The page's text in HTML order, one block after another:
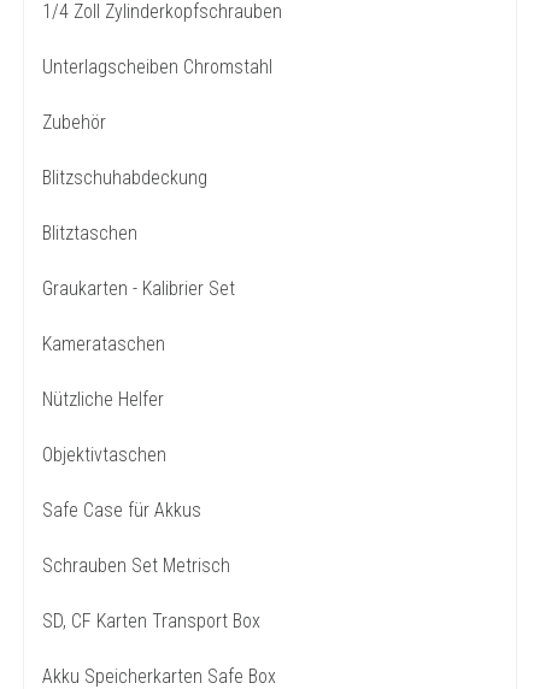
1/4 Zoll Zylinderkopfschrauben
Unterlagscheiben Chromstahl
Zubehör
Blitzschuhabdeckung
Blitztaschen
Graukarten - Kalibrier Set
Kamerataschen
Nützliche Helfer
Objektivtaschen
Safe Case für Akkus
Schrauben Set Metrisch
SD, CF Karten Transport Box
Akku Speicherkarten Safe Box